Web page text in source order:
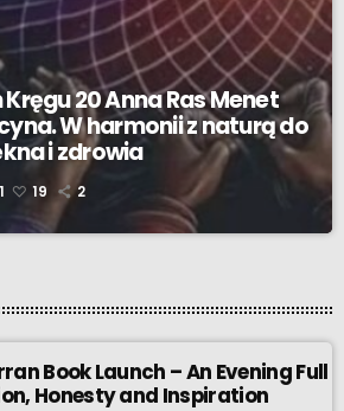
20 Anna Ras Menet
W harmonii z naturą do
i zdrowia
19 2
Book Launch – An Evening Full
Honesty and Inspiration